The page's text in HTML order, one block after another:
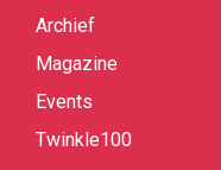
Archief
Magazine
Events
Twinkle100